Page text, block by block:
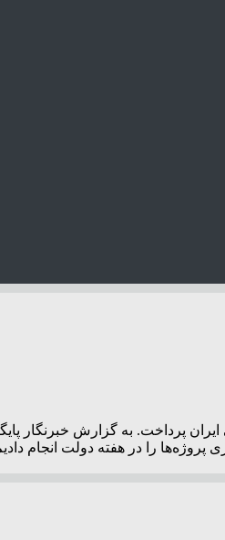
پرداخت. به گزارش خبرنگار
را در هفته دولت انجام